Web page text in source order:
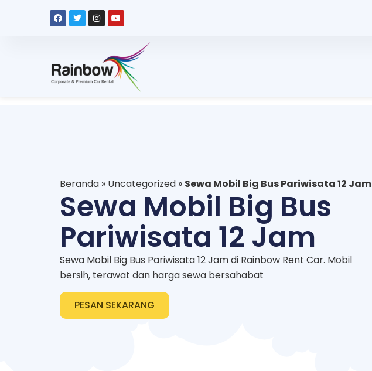
Beranda » Uncategorized » Sewa Mobil Big Bus Pariwisata 12 Jam
Sewa Mobil Big Bus
Pariwisata 12 Jam
Sewa Mobil Big Bus Pariwisata 12 Jam di Rainbow Rent Car. Mobil
bersih, terawat dan harga sewa bersahabat
PESAN SEKARANG